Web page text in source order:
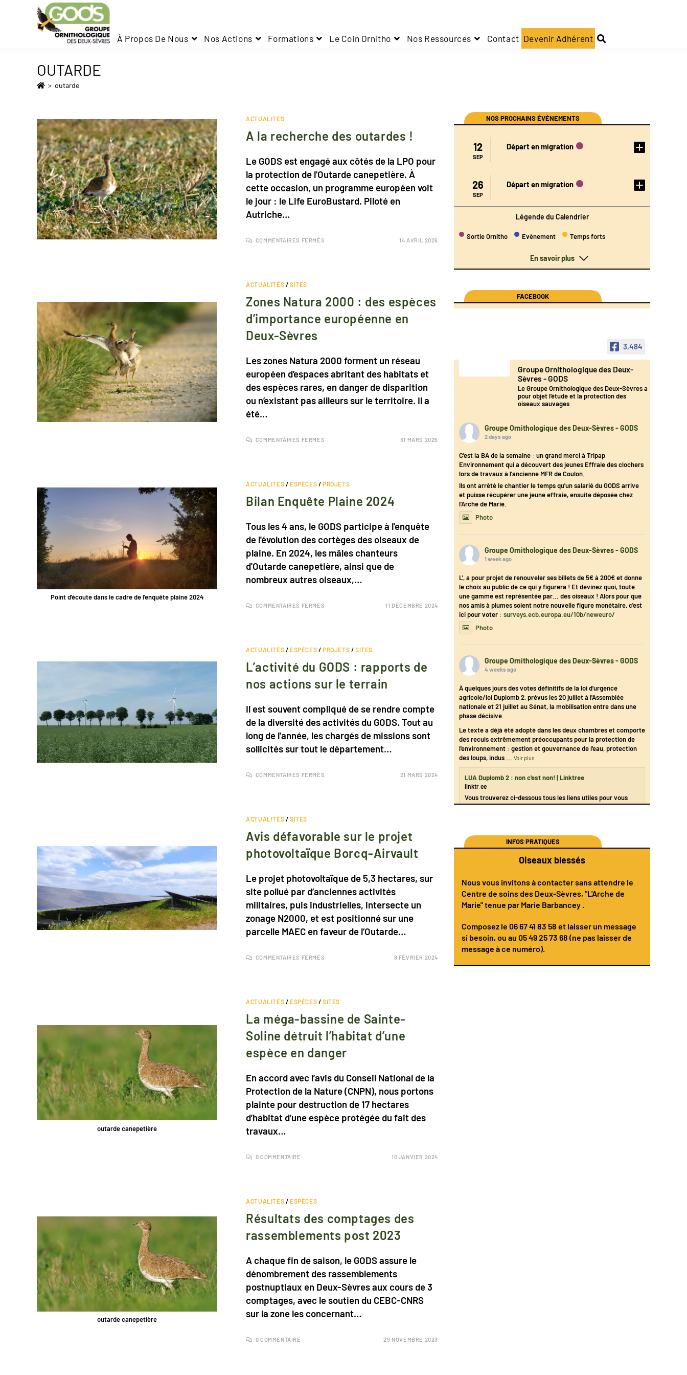
À Propos De Nous Nos Actions Formations Le Coin Ornitho Nos Ressources Contact Devenir Adhérent
OUTARDE
> outarde
ACTUALITÉS
A la recherche des outardes !
Le GODS est engagé aux côtés de la LPO pour
la protection de l'Outarde canepetière. À
cette occasion, un programme européen voit
le jour : le Life EuroBustard. Piloté en
Autriche…
COMMENTAIRES FERMÉS 14 AVRIL 2026
ACTUALITÉS /SITES
Zones Natura 2000 : des espèces
d’importance européenne en
Deux-Sèvres
Les zones Natura 2000 forment un réseau
européen d’espaces abritant des habitats et
des espèces rares, en danger de disparition
ou n’existant pas ailleurs sur le territoire. Il a
été…
COMMENTAIRES FERMÉS 31 MARS 2025
Point d'écoute dans le cadre de l'enquête plaine 2024
ACTUALITÉS /ESPÈCES /PROJETS
Bilan Enquête Plaine 2024
Tous les 4 ans, le GODS participe à l'enquête
de l'évolution des cortèges des oiseaux de
plaine. En 2024, les mâles chanteurs
d'Outarde canepetière, ainsi que de
nombreux autres oiseaux,…
COMMENTAIRES FERMÉS 11 DÉCEMBRE 2024
ACTUALITÉS /ESPÈCES /PROJETS /SITES
L’activité du GODS : rapports de
nos actions sur le terrain
Il est souvent compliqué de se rendre compte
de la diversité des activités du GODS. Tout au
long de l'année, les chargés de missions sont
sollicités sur tout le département…
COMMENTAIRES FERMÉS 21 MARS 2024
ACTUALITÉS /SITES
Avis défavorable sur le projet
photovoltaïque Borcq-Airvault
Le projet photovoltaïque de 5,3 hectares, sur
site pollué par d’anciennes activités
militaires, puis industrielles, intersecte un
zonage N2000, et est positionné sur une
parcelle MAEC en faveur de l’Outarde…
COMMENTAIRES FERMÉS 8 FÉVRIER 2024
outarde canepetière
ACTUALITÉS /ESPÈCES /SITES
La méga-bassine de Sainte-
Soline détruit l’habitat d’une
espèce en danger
En accord avec l’avis du Conseil National de la
Protection de la Nature (CNPN), nous portons
plainte pour destruction de 17 hectares
d’habitat d’une espèce protégée du fait des
travaux…
0 COMMENTAIRE 10 JANVIER 2024
outarde canepetière
ACTUALITÉS /ESPÈCES
Résultats des comptages des
rassemblements post 2023
A chaque fin de saison, le GODS assure le
dénombrement des rassemblements
postnuptiaux en Deux-Sèvres aux cours de 3
comptages, avec le soutien du CEBC-CNRS
sur la zone les concernant…
0 COMMENTAIRE 29 NOVEMBRE 2023
NOS PROCHAINS ÉVÈNEMENTS
12
SEP
Départ en migration
DE
L'ÉVÉN
26
SEP
Départ en migration
DE
L'ÉVÉN
Légende du Calendrier
Sortie Ornitho Evènement Temps forts
En savoir plus
FACEBOOK
3,484
Groupe Ornithologique des Deux-
Sèvres - GODS
Le Groupe Ornithologique des Deux-Sèvres a
pour objet l’étude et la protection des
oiseaux sauvages
Groupe Ornithologique des Deux-Sèvres - GODS
2 days ago
C'est la BA de la semaine : un grand merci à Tripap
Environnement qui a découvert des jeunes Effraie des clochers
lors de travaux à l'ancienne MFR de Coulon.
Ils ont arrêté le chantier le temps qu'un salarié du GODS arrive
et puisse récupérer une jeune effraie, ensuite déposée chez
l'Arche de Marie.
Photo
Groupe Ornithologique des Deux-Sèvres - GODS
1 week ago
L', a pour projet de renouveler ses billets de 5€ à 200€ et donne
le choix au public de ce qui y figurera ! Et devinez quoi, toute
une gamme est représentée par... des oiseaux ! Alors pour que
nos amis à plumes soient notre nouvelle figure monétaire, c'est
ici pour voter : surveys.ecb.europa.eu/10b/neweuro/
Photo
Groupe Ornithologique des Deux-Sèvres - GODS
4 weeks ago
À quelques jours des votes définitifs de la loi d’urgence
agricole/loi Duplomb 2, prévus les 20 juillet à l'Assemblée
nationale et 21 juillet au Sénat, la mobilisation entre dans une
phase décisive.
Le texte a déjà été adopté dans les deux chambres et comporte
des reculs extrêmement préoccupants pour la protection de
l'environnement : gestion et gouvernance de l'eau, protection
des loups, indus
Voir plus
LUA Duplomb 2 : non c'est non! | Linktree
linktr.ee
Vous trouverez ci-dessous tous les liens utiles pour vous
mobiliser contre ces reculs. Des outils par les associations,
INFOS PRATIQUES
Oiseaux blessés
Nous vous invitons à contacter sans attendre le
Centre de soins des Deux-Sèvres, "L'Arche de
Marie" tenue par Marie Barbancey .
Composez le 06 67 41 83 58 et laisser un message
si besoin, ou au 05 49 25 73 68 (ne pas laisser de
message à ce numéro).